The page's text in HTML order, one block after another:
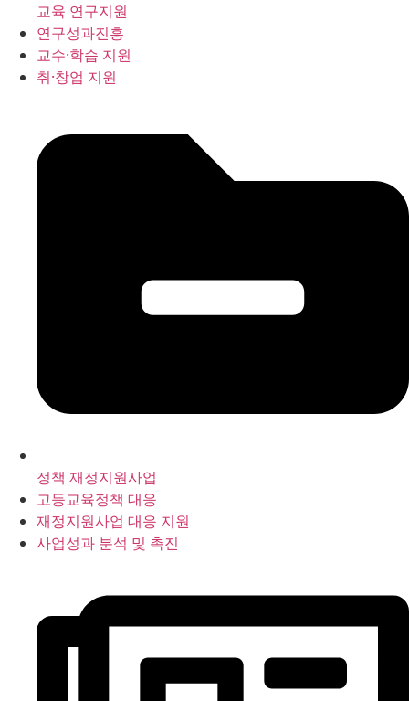
교육 연구지원
연구성과진흥
교수·학습 지원
취·창업 지원
정책 재정지원사업
고등교육정책 대응
재정지원사업 대응 지원
사업성과 분석 및 촉진